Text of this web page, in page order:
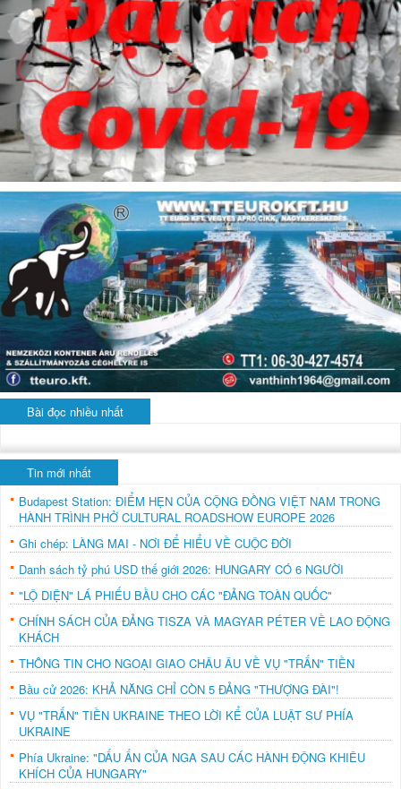
Bài đọc nhiều nhất
Tin mới nhất
Budapest Station: ĐIỂM HẸN CỦA CỘNG ĐỒNG VIỆT NAM TRONG
HÀNH TRÌNH PHỞ CULTURAL ROADSHOW EUROPE 2026
Ghi chép: LÀNG MAI - NƠI ĐỂ HIỂU VỀ CUỘC ĐỜI
Danh sách tỷ phú USD thế giới 2026: HUNGARY CÓ 6 NGƯỜI
"LỘ DIỆN" LÁ PHIẾU BẦU CHO CÁC "ĐẢNG TOÀN QUỐC"
CHÍNH SÁCH CỦA ĐẢNG TISZA VÀ MAGYAR PÉTER VỀ LAO ĐỘNG
KHÁCH
THÔNG TIN CHO NGOẠI GIAO CHÂU ÂU VỀ VỤ "TRẤN" TIỀN
Bầu cử 2026: KHẢ NĂNG CHỈ CÒN 5 ĐẢNG "THƯỢNG ĐÀI"!
VỤ "TRẤN" TIỀN UKRAINE THEO LỜI KỂ CỦA LUẬT SƯ PHÍA
UKRAINE
Phía Ukraine: "DẤU ẤN CỦA NGA SAU CÁC HÀNH ĐỘNG KHIÊU
KHÍCH CỦA HUNGARY"